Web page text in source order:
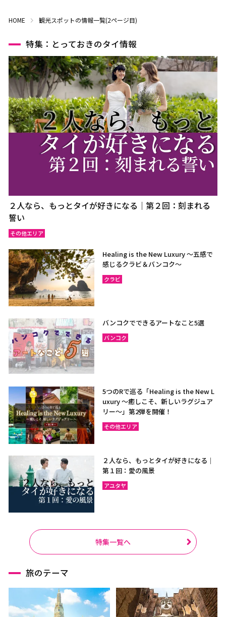
HOME 観光スポットの情報一覧(2ページ目)
特集：とっておきのタイ情報
２人なら、もっとタイが好きになる｜第２回：刻まれる
誓い
その他エリア
Healing is the New Luxury ～五感で
感じるクラビ＆バンコク～
クラビ
バンコクでできるアートなこと5選
バンコク
5つのRで巡る「Healing is the New L
uxury ～癒しこそ、新しいラグジュア
リー〜」第2弾を開催！
その他エリア
２人なら、もっとタイが好きになる｜
第１回：愛の風景
アユタヤ
特集一覧へ
旅のテーマ